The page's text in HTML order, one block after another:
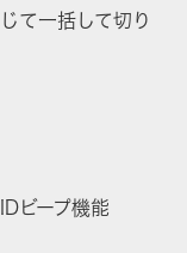
て一括して切り
ビープ機能